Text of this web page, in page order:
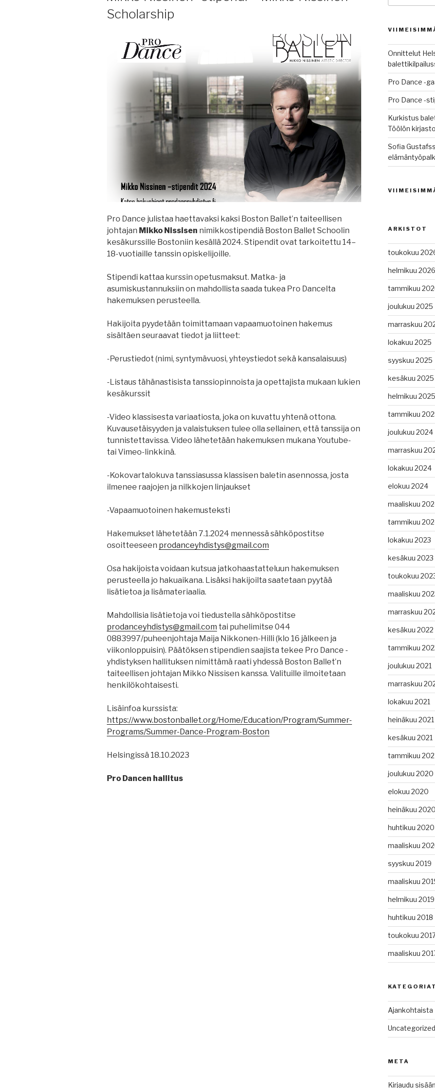
Scholarship
Pro Dance julistaa haettavaksi kaksi Boston Ballet’n taiteellisen
johtajan Mikko Nissisen nimikkostipendiä Boston Ballet Schoolin
kesäkurssille Bostoniin kesällä 2024. Stipendit ovat tarkoitettu 14–
18-vuotiaille tanssin opiskelijoille.
Stipendi kattaa kurssin opetusmaksut. Matka- ja
asumiskustannuksiin on mahdollista saada tukea Pro Dancelta
hakemuksen perusteella.
Hakijoita pyydetään toimittamaan vapaamuotoinen hakemus
sisältäen seuraavat tiedot ja liitteet:
-Perustiedot (nimi, syntymävuosi, yhteystiedot sekä kansalaisuus)
-Listaus tähänastisista tanssiopinnoista ja opettajista mukaan lukien
kesäkurssit
-Video klassisesta variaatiosta, joka on kuvattu yhtenä ottona.
Kuvausetäisyyden ja valaistuksen tulee olla sellainen, että tanssija on
tunnistettavissa. Video lähetetään hakemuksen mukana Youtube-
tai Vimeo-linkkinä.
-Kokovartalokuva tanssiasussa klassisen baletin asennossa, josta
ilmenee raajojen ja nilkkojen linjaukset
-Vapaamuotoinen hakemusteksti
Hakemukset lähetetään 7.1.2024 mennessä sähköpostitse
osoitteeseen prodanceyhdistys@gmail.com
Osa hakijoista voidaan kutsua jatkohaastatteluun hakemuksen
perusteella jo hakuaikana. Lisäksi hakijoilta saatetaan pyytää
lisätietoa ja lisämateriaalia.
Mahdollisia lisätietoja voi tiedustella sähköpostitse
prodanceyhdistys@gmail.com tai puhelimitse 044
0883997/puheenjohtaja Maija Nikkonen-Hilli (klo 16 jälkeen ja
viikonloppuisin). Päätöksen stipendien saajista tekee Pro Dance -
yhdistyksen hallituksen nimittämä raati yhdessä Boston Ballet’n
taiteellisen johtajan Mikko Nissisen kanssa. Valituille ilmoitetaan
henkilökohtaisesti.
Lisäinfoa kurssista:
https://www.bostonballet.org/Home/Education/Program/Summer-
Programs/Summer-Dance-Program-Boston
Helsingissä 18.10.2023
Pro Dancen hallitus
Onnittelut
Pro Dance -
Pro Dance -
Kurkistus
Töölön
Sofia
ARKISTOT
toukokuu
helmikuu 2026
tammikuu
joulukuu 2025
marraskuu
lokakuu 2025
syyskuu 2025
kesäkuu 2025
helmikuu 2025
tammikuu
joulukuu 2024
marraskuu
lokakuu 2024
elokuu 2024
maaliskuu
tammikuu
lokakuu 2023
kesäkuu 2023
toukokuu
maaliskuu
marraskuu
kesäkuu 2022
tammikuu
joulukuu 2021
marraskuu
lokakuu 2021
heinäkuu 2021
kesäkuu 2021
tammikuu
joulukuu 2020
elokuu 2020
heinäkuu 2020
huhtikuu 2020
maaliskuu
syyskuu 2019
maaliskuu
helmikuu 2019
huhtikuu 2018
toukokuu
maaliskuu
KATEGORIAT
Ajankohtaista
Uncategorized
META
Kirjaudu sisään